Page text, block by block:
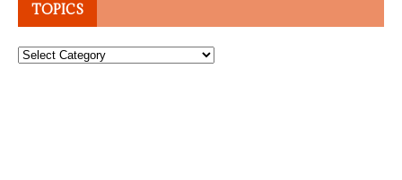
TOPICS
Topics